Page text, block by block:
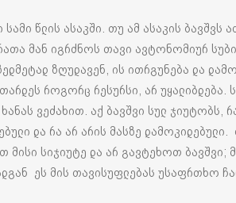
წლის ასაკში. თუ ამ ასაკის ბავშვს
მან იგრძნოს თავი ავტონომიურ
ზღუდავენ, ის ითრგუნება და
როგორც რესურსი, არ უყალიბდება.
ვეძახით. აქ ბავშვი სულ ჯიუტობს,
და რა არ არის მასზე დამოკიდებული.
მისი სიჯიუტე და არ გავტეხოთ ბავშვი;
ეს მის თავისუფლებას უსაფრთხო